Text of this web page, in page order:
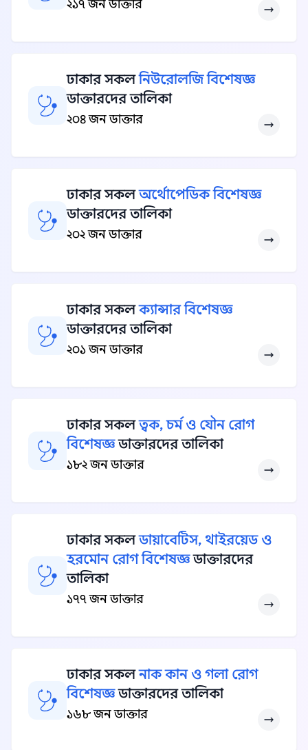
২১৭ জন ডাক্তার
ঢাকার সকলনিউরোলজি বিশেষজ্ঞ
ডাক্তারদের তালিকা
২০৪ জন ডাক্তার
ঢাকার সকলঅর্থোপেডিক বিশেষজ্ঞ
ডাক্তারদের তালিকা
২০২ জন ডাক্তার
ঢাকার সকলক্যান্সার বিশেষজ্ঞ
ডাক্তারদের তালিকা
২০১ জন ডাক্তার
ঢাকার সকলত্বক, চর্ম ও যৌন রোগ
বিশেষজ্ঞডাক্তারদের তালিকা
১৮২ জন ডাক্তার
ঢাকার সকলডায়াবেটিস, থাইরয়েড ও
হরমোন রোগ বিশেষজ্ঞডাক্তারদের
তালিকা
১৭৭ জন ডাক্তার
ঢাকার সকলনাক কান ও গলা রোগ
বিশেষজ্ঞডাক্তারদের তালিকা
১৬৮ জন ডাক্তার